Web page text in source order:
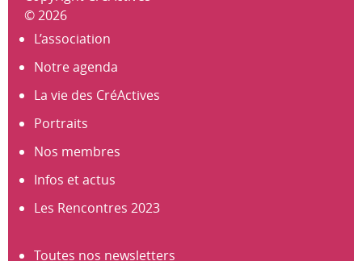
© 2026
L’association
Notre agenda
La vie des CréActives
Portraits
Nos membres
Infos et actus
Les Rencontres 2023
Toutes nos newsletters